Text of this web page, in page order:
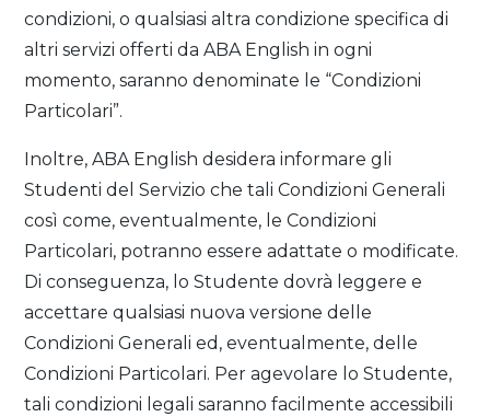
condizioni, o qualsiasi altra condizione specifica di
altri servizi offerti da ABA English in ogni
momento, saranno denominate le “Condizioni
Particolari”.
Inoltre, ABA English desidera informare gli
Studenti del Servizio che tali Condizioni Generali
così come, eventualmente, le Condizioni
Particolari, potranno essere adattate o modificate.
Di conseguenza, lo Studente dovrà leggere e
accettare qualsiasi nuova versione delle
Condizioni Generali ed, eventualmente, delle
Condizioni Particolari. Per agevolare lo Studente,
tali condizioni legali saranno facilmente accessibili